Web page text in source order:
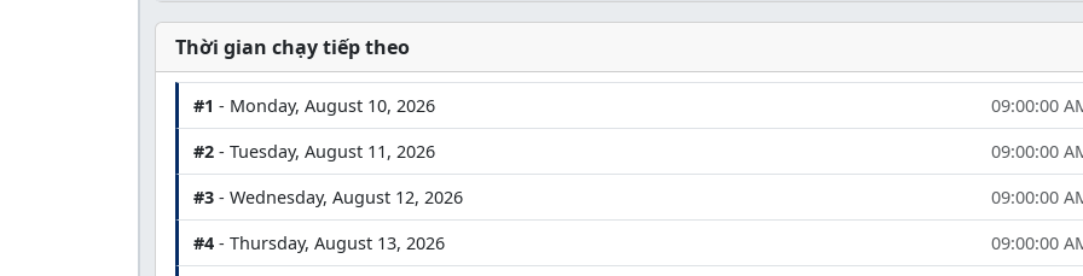
Thời gian chạy tiếp theo
#1 - Monday, August 10, 2026
09:00:00
#2 - Tuesday, August 11, 2026
09:00:00
#3 - Wednesday, August 12, 2026
09:00:00
#4 - Thursday, August 13, 2026
09:00:00